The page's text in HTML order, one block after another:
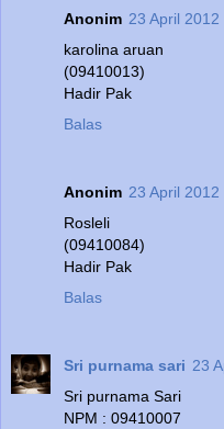
Anonim 23 April
karolina aruan
(09410013)
Hadir Pak
Balas
Anonim 23 April
Rosleli
(09410084)
Hadir Pak
Balas
Sri purnama sari 23
Sri purnama Sari
NPM : 09410007